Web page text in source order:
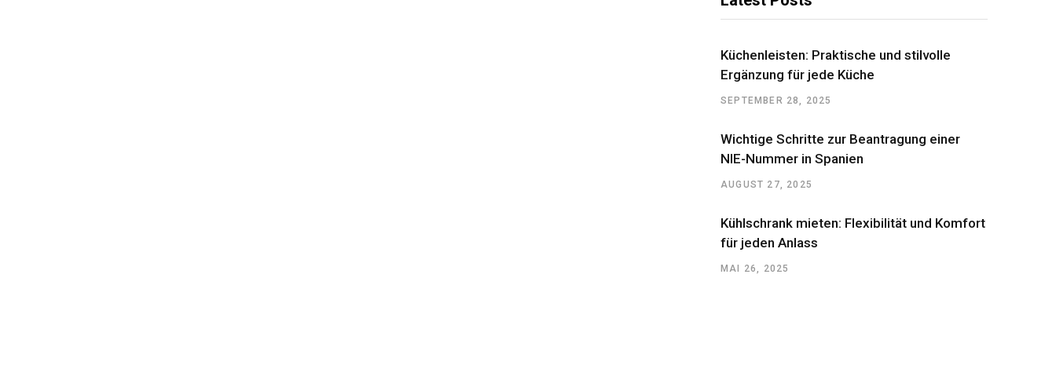
Küchenleisten: Praktische und stilvolle
Ergänzung für jede Küche
SEPTEMBER 28, 2025
Wichtige Schritte zur Beantragung einer
NIE-Nummer in Spanien
AUGUST 27, 2025
Kühlschrank mieten: Flexibilität und Komfort
für jeden Anlass
MAI 26, 2025